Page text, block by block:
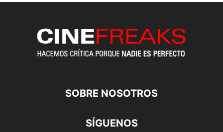
SOBRE NOSOTROS
SÍGUENOS